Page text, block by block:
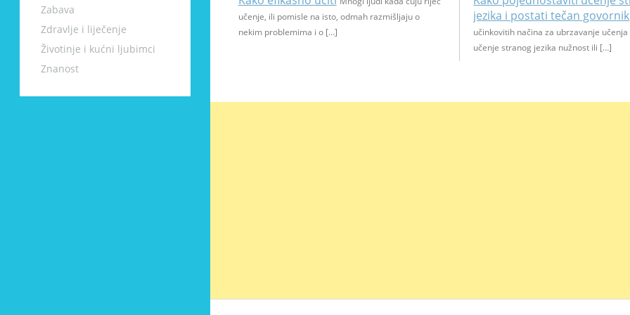
Zabava
Zdravlje i liječenje
Životinje i kućni ljubimci
Znanost
učenje, ili pomisle na isto, odmah razmišljaju o
nekim problemima i o […]
jezika i postati tečan govornik
učinkovitih načina za ubrzavanje učenja
učenje stranog jezika nužnost ili […]